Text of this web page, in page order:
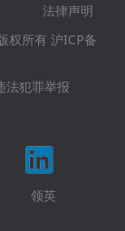
法律声明
权所有 沪ICP备
法犯罪举报
领英